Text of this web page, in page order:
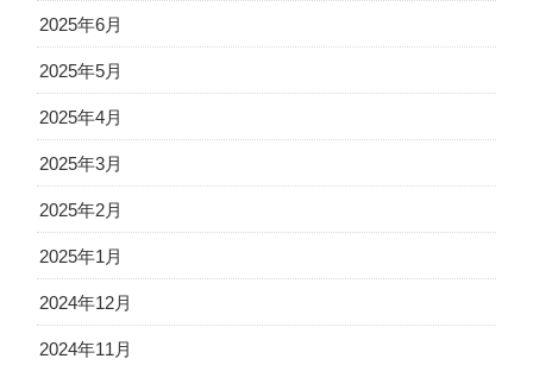
2025年6月
2025年5月
2025年4月
2025年3月
2025年2月
2025年1月
2024年12月
2024年11月